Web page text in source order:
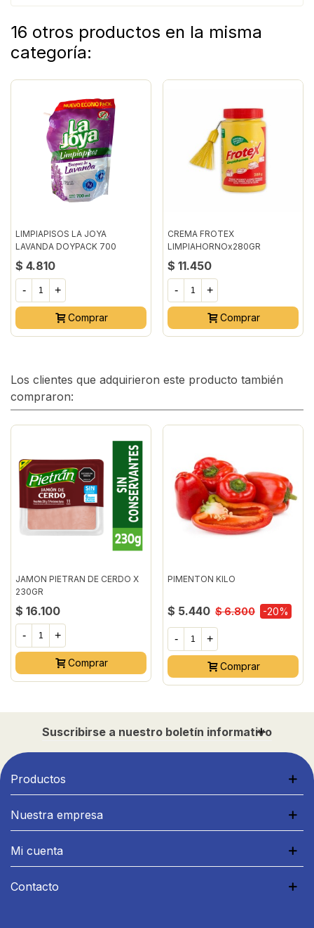
16 otros productos en la misma
categoría:
LIMPIAPISOS LA JOYA
LAVANDA DOYPACK 700
MILILITRO
$ 4.810
- +
Comprar
CREMA FROTEX
LIMPIAHORNOx280GR
$ 11.450
- +
Comprar
Los clientes que adquirieron este producto también
compraron:
JAMON PIETRAN DE CERDO X
230GR
$ 16.100
- +
Comprar
PIMENTON KILO
$ 5.440 $ 6.800 -20%
- +
Comprar
Suscribirse a nuestro boletín informativo
Productos
Nuestra empresa
Mi cuenta
Contacto